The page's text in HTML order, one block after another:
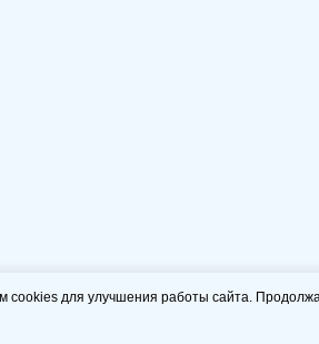
cookies для улучшения работы сайта.